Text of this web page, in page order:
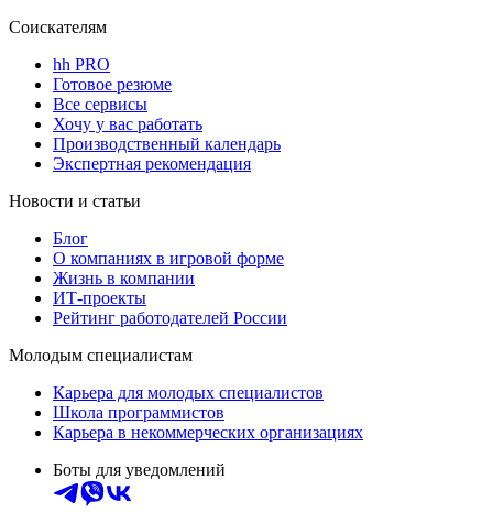
Соискателям
hh PRO
Готовое резюме
Все сервисы
Хочу у вас работать
Производственный календарь
Экспертная рекомендация
Новости и статьи
Блог
О компаниях в игровой форме
Жизнь в компании
ИТ-проекты
Рейтинг работодателей России
Молодым специалистам
Карьера для молодых специалистов
Школа программистов
Карьера в некоммерческих организациях
Боты для уведомлений